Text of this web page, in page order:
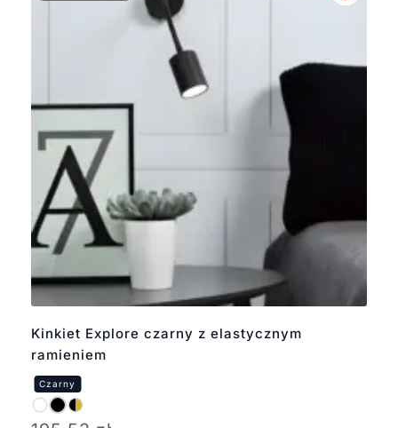
Kinkiet Explore czarny z elastycznym
ramieniem